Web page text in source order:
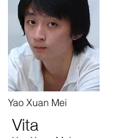
Yao Xuan Mei
Vita